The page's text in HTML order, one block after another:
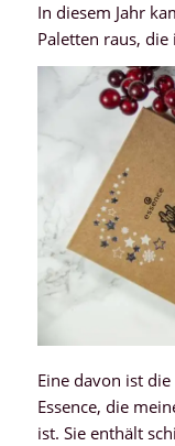
In diesem Jahr
Paletten raus,
Eine davon ist
Essence, die
ist. Sie enthält